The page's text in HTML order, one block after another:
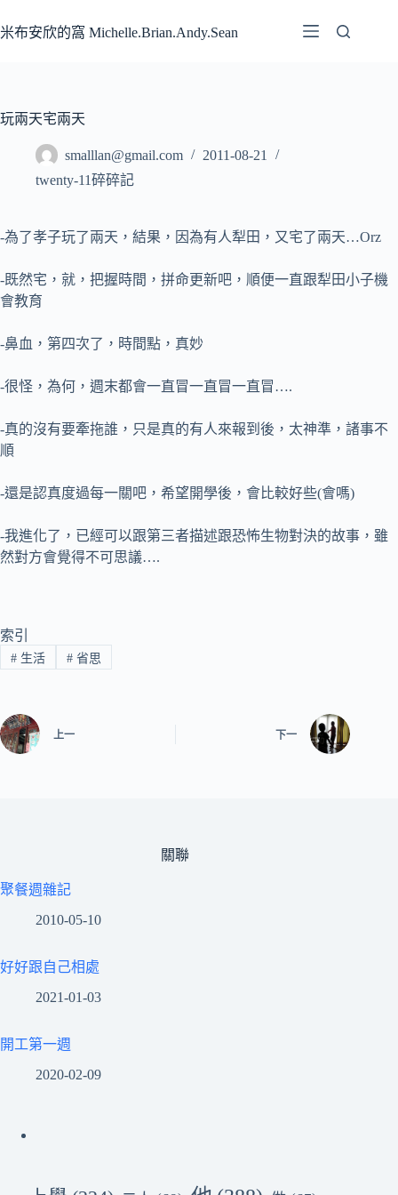
至
容
米布安欣的窩 Michelle.Brian.Andy.Sean
玩兩天宅兩天
smalllan@gmail.com
2011-08-21
twenty-11碎碎記
-為了孝子玩了兩天，結果，因為有人犁田，又宅了兩天…Orz
-既然宅，就，把握時間，拼命更新吧，順便一直跟犁田小子機
會教育
-鼻血，第四次了，時間點，真妙
-很怪，為何，週末都會一直冒一直冒一直冒….
-真的沒有要牽拖誰，只是真的有人來報到後，太神準，諸事不
順
-還是認真度過每一關吧，希望開學後，會比較好些(會嗎)
-我進化了，已經可以跟第三者描述跟恐怖生物對決的故事，雖
然對方會覺得不可思議….
索引
#生活 #省思
上一 下一
關聯
聚餐週雜記
2010-05-10
好好跟自己相處
2021-01-03
開工第一週
2020-02-09